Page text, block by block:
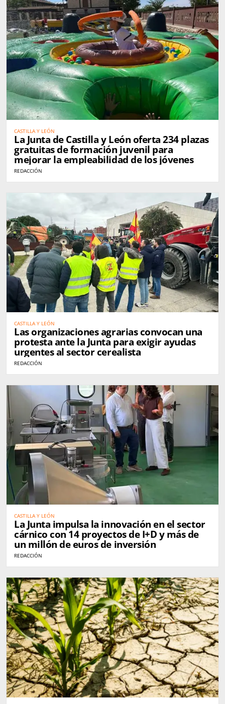
CASTILLA Y LEÓN
La Junta de Castilla y León oferta 234 plazas
gratuitas de formación juvenil para
mejorar la empleabilidad de los jóvenes
REDACCIÓN
CASTILLA Y LEÓN
Las organizaciones agrarias convocan una
protesta ante la Junta para exigir ayudas
urgentes al sector cerealista
REDACCIÓN
CASTILLA Y LEÓN
La Junta impulsa la innovación en el sector
cárnico con 14 proyectos de I+D y más de
un millón de euros de inversión
REDACCIÓN